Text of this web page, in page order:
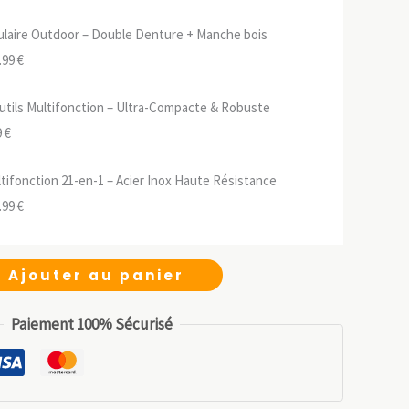
Outdoor – Double Denture + Manche bois
:
€Le
actuel
Multifonction – Ultra-Compacte & Robuste
:
€Le
actuel
est :
21-en-1 – Acier Inox Haute Résistance
:
€Le
actuel
est :
Ajouter au panier
Paiement 100% Sécurisé